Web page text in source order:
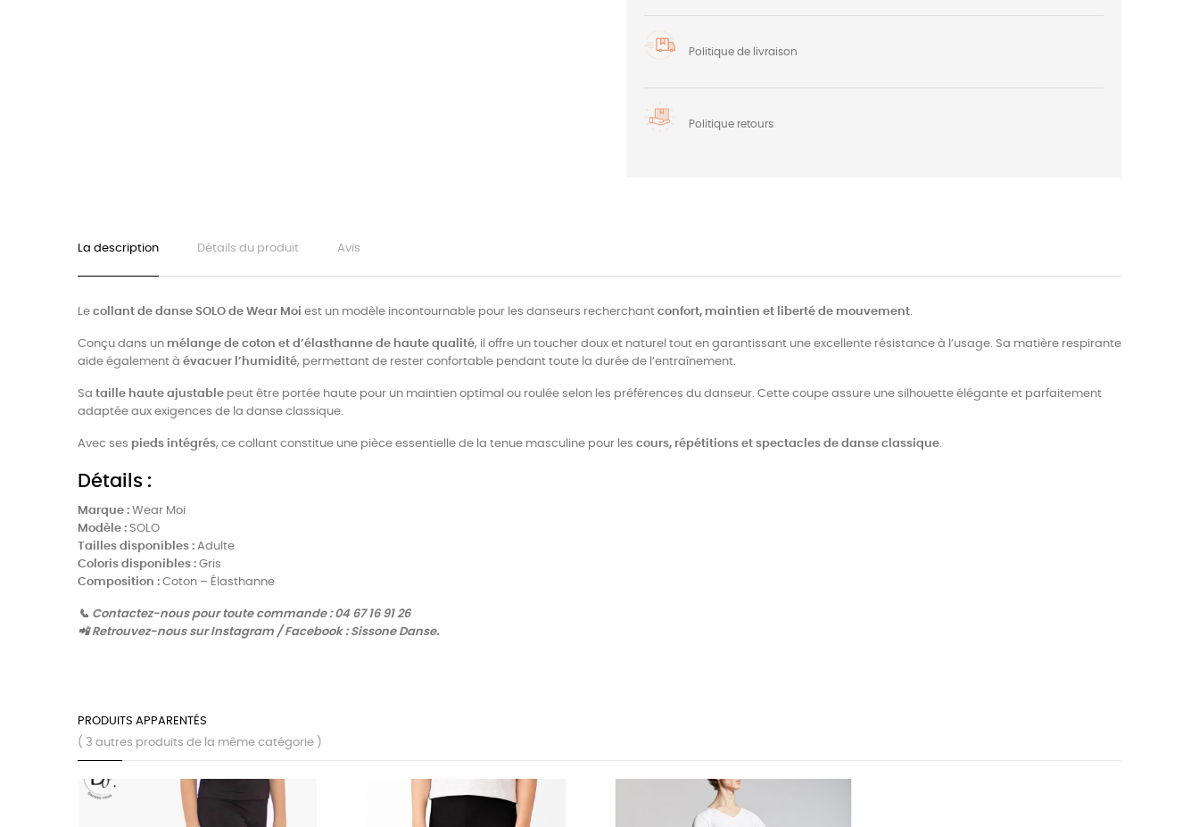
Politique de livraison
Politique retours
La description Détails du produit Avis
Le collant de danse SOLO de Wear Moi est un modèle incontournable pour les danseurs recherchant confort, maintien et liberté de mouvement
Conçu dans un mélange de coton et d’élasthanne de haute qualité, il offre un toucher doux et naturel tout en garantissant une excellente résistance à l’usage. Sa matière respirante
aide également à évacuer l’humidité, permettant de rester confortable pendant toute la durée de l’entraînement.
Sa taille haute ajustable peut être portée haute pour un maintien optimal ou roulée selon les préférences du danseur. Cette coupe assure une silhouette élégante et parfaitement
adaptée aux exigences de la danse classique.
Avec ses pieds intégrés, ce collant constitue une pièce essentielle de la tenue masculine pour les cours, répétitions et spectacles de danse classique
Détails :
Marque : Wear Moi
Modèle : SOLO
Tailles disponibles : Adulte
Coloris disponibles : Gris
Composition : Coton – Élasthanne
📞 Contactez-nous pour toute commande : 04 67 16 91 26
📲 Retrouvez-nous sur Instagram / Facebook : Sissone Danse.
PRODUITS APPARENTÉS
( 3 autres produits de la même catégorie )